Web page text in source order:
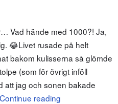
Vad hände med 1000?! Ja,
😂Livet rusade på helt
bakom kulisserna så glömde
(som för övrigt inföll
att jag och sonen bakade
reading